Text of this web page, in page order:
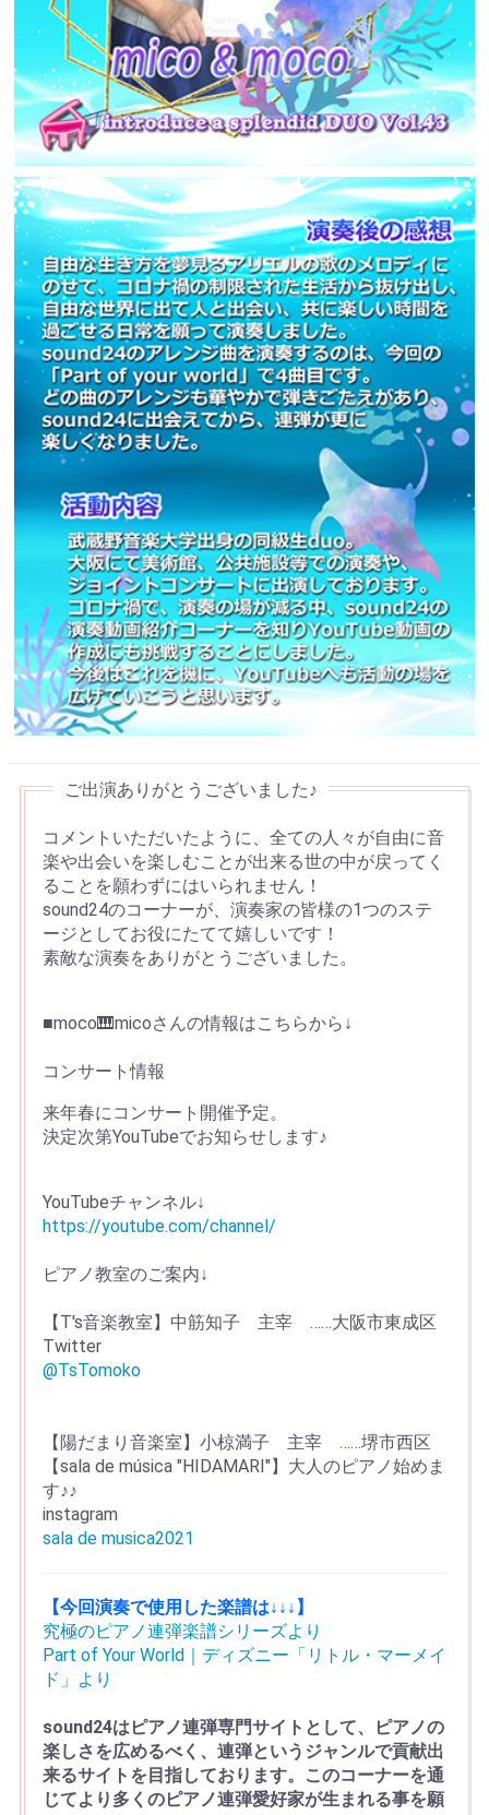
コメントいただいたように、全ての人々が自由に音
楽や出会いを楽しむことが出来る世の中が戻ってく
ることを願わずにはいられません！
sound24のコーナーが、演奏家の皆様の1つのステ
ージとしてお役にたてて嬉しいです！
素敵な演奏をありがとうございました。
■moco🎹micoさんの情報はこちらから↓
コンサート情報
来年春にコンサート開催予定。
決定次第YouTubeでお知らせします♪
YouTubeチャンネル↓
https://youtube.com/channel/
ピアノ教室のご案内↓
【T's音楽教室】中筋知子 主宰 ……大阪市東成区
Twitter
@TsTomoko
【陽だまり音楽室】小椋満子 主宰 ……堺市西区
【sala de música "HIDAMARI"】大人のピアノ始めま
す♪♪
instagram
sala de musica2021
【今回演奏で使用した楽譜は↓↓↓】
究極のピアノ連弾楽譜シリーズより
Part of Your World｜ディズニー「リトル・マーメイ
ド」より
sound24はピアノ連弾専門サイトとして、ピアノの
楽しさを広めるべく、連弾というジャンルで貢献出
来るサイトを目指しております。このコーナーを通
じてより多くのピアノ連弾愛好家が生まれる事を願